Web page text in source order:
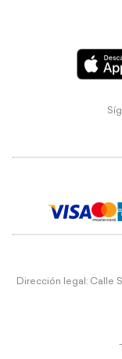
Dirección legal: Calle